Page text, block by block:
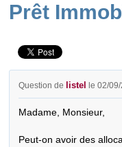
Prêt
Question de listel le 02/
Madame, Monsieur,
Peut-on avoir des